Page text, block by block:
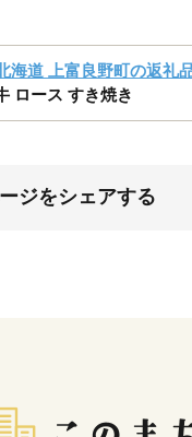
海道 上富良野町の返礼
ロース すき焼き
ジをシェアする